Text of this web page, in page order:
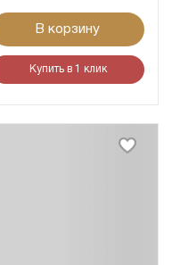
В корзину
Купить в 1 клик